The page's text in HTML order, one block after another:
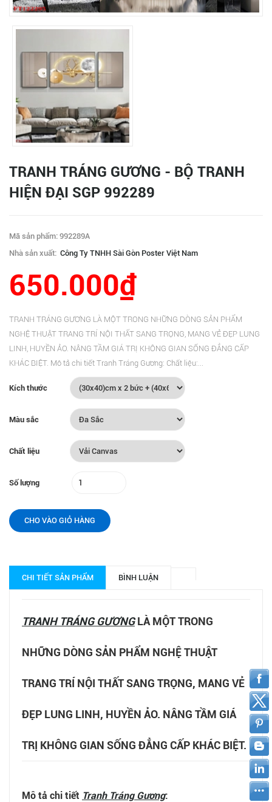
TRANH TRÁNG GƯƠNG - BỘ TRANH
HIỆN ĐẠI SGP 992289
Mã sản phẩm: 992289A
Nhà sản xuất: Công Ty TNHH Sài Gòn Poster Việt Nam
650.000₫
TRANH TRÁNG GƯƠNG LÀ MỘT TRONG NHỮNG DÒNG SẢN PHẨM
NGHỆ THUẬT TRANG TRÍ NỘI THẤT SANG TRỌNG, MANG VẺ ĐẸP LUNG
LINH, HUYỀN ẢO. NÂNG TẦM GIÁ TRỊ KHÔNG GIAN SỐNG ĐẲNG CẤP
KHÁC BIỆT. Mô tả chi tiết Tranh Tráng Gương: Chất liệu:...
Kích thước
Màu sắc
Chất liệu
Số lượng
CHO VÀO GIỎ HÀNG
CHI TIẾT SẢN PHẨM BÌNH LUẬN
TRANH TRÁNG GƯƠNGLÀ MỘT TRONG
NHỮNG DÒNG SẢN PHẨM NGHỆ THUẬT
TRANG TRÍ NỘI THẤT SANG TRỌNG, MANG VẺ
ĐẸP LUNG LINH, HUYỀN ẢO. NÂNG TẦM GIÁ
TRỊ KHÔNG GIAN SỐNG ĐẲNG CẤP KHÁC BIỆT.
Mô tả chi tiết Tranh Tráng Gương: